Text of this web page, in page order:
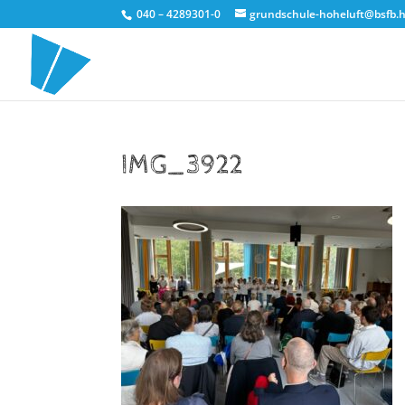
040 – 4289301-0 grundschule-
IMG_3922